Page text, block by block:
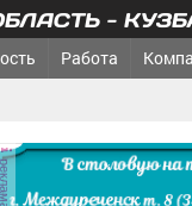
-
Работа
реклама